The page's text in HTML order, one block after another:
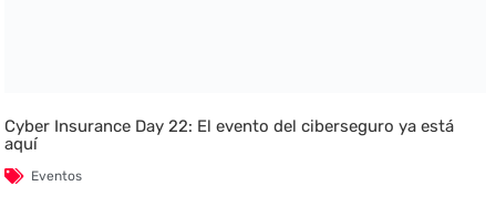
Cyber Insurance Day 22: El evento del ciberseguro ya está
aquí
Eventos